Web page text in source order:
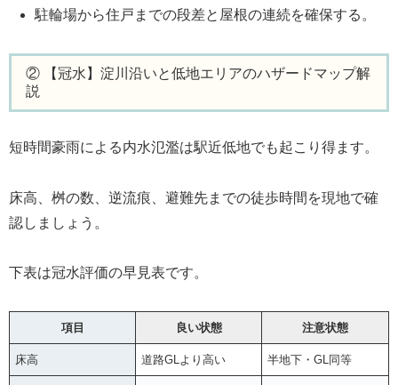
駐輪場から住戸までの段差と屋根の連続を確保する。
② 【冠水】淀川沿いと低地エリアのハザードマップ解
説
短時間豪雨による内水氾濫は駅近低地でも起こり得ます。
床高、桝の数、逆流痕、避難先までの徒歩時間を現地で確
認しましょう。
下表は冠水評価の早見表です。
項目 良い状態 注意状態
床高 道路GLより高い 半地下・GL同等